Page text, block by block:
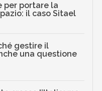
per portare la
il caso Sitael
gestire il
una questione